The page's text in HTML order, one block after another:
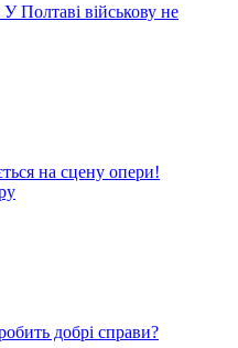
Полтаві військову не
на сцену опери!
добрі справи?